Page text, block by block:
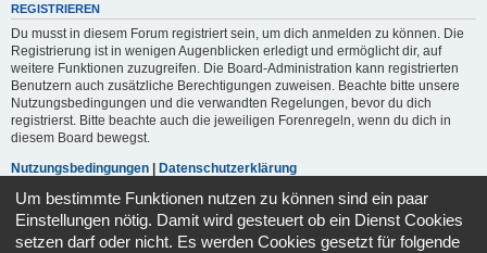
REGISTRIEREN
Du musst in diesem Forum registriert sein, um dich anmelden zu können. Die
Registrierung ist in wenigen Augenblicken erledigt und ermöglicht dir, auf
weitere Funktionen zuzugreifen. Die Board-Administration kann registrierten
Benutzern auch zusätzliche Berechtigungen zuweisen. Beachte bitte unsere
Nutzungsbedingungen und die verwandten Regelungen, bevor du dich
registrierst. Bitte beachte auch die jeweiligen Forenregeln, wenn du dich in
diesem Board bewegst.
Nutzungsbedingungen
Datenschutzerklärung
Registrieren
Um bestimmte Funktionen nutzen zu können sind ein paar
Einstellungen nötig. Damit wird gesteuert ob ein Dienst Cookies
setzen darf oder nicht. Es werden Cookies gesetzt für folgende